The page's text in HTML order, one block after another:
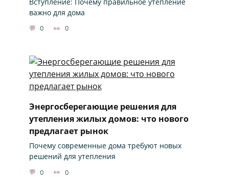
важно для дома
0 0
Энергосберегающие решения для
утепления жилых домов: что нового
предлагает рынок
Почему современные дома требуют новых
решений для утепления
0 0